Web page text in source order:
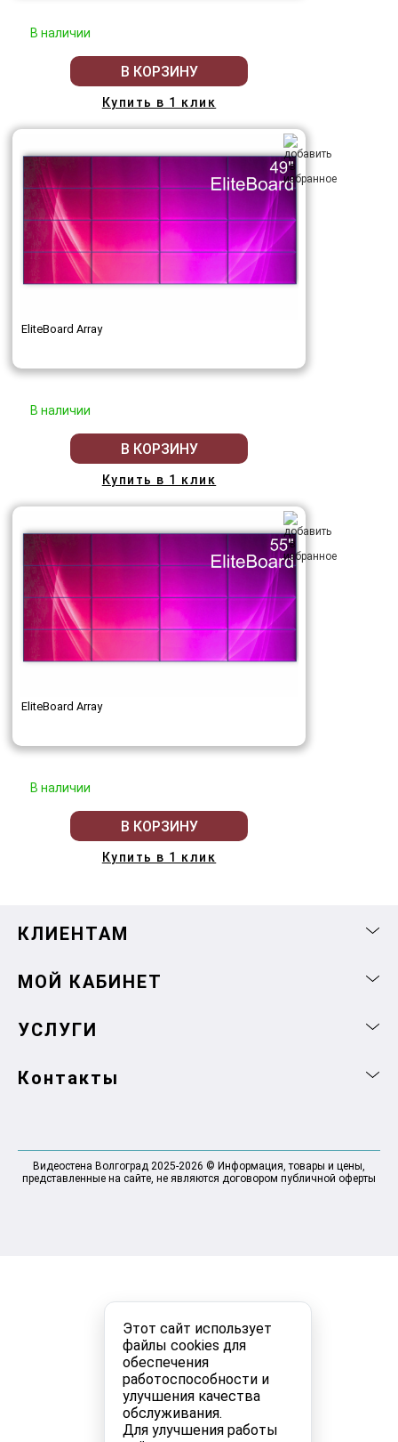
Этот сайт использует
файлы cookies для
обеспечения
работоспособности и
улучшения качества
обслуживания.
Для улучшения работы
В наличии
В КОРЗИНУ
Купить в 1 клик
EliteBoard Array
В наличии
В КОРЗИНУ
Купить в 1 клик
EliteBoard Array
В наличии
В КОРЗИНУ
Купить в 1 клик
КЛИЕНТАМ
МОЙ КАБИНЕТ
УСЛУГИ
Контакты
Видеостена Волгоград 2025-2026 © Информация, товары и цены,
представленные на сайте, не являются договором публичной оферты